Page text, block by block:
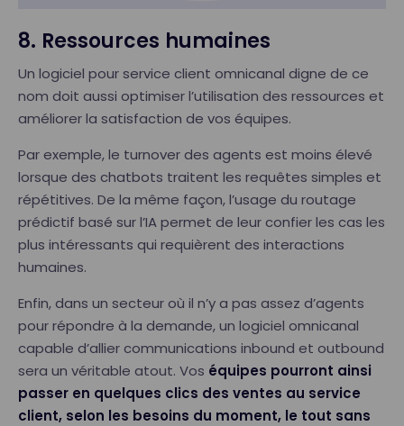
8. Ressources humaines
Un logiciel pour service client omnicanal digne de ce
nom doit aussi optimiser l’utilisation des ressources et
améliorer la satisfaction de vos équipes.
Par exemple, le turnover des agents est moins élevé
lorsque des chatbots traitent les requêtes simples et
répétitives. De la même façon, l’usage du routage
prédictif basé sur l’IA permet de leur confier les cas les
plus intéressants qui requièrent des interactions
humaines.
Enfin, dans un secteur où il n’y a pas assez d’agents
pour répondre à la demande, un logiciel omnicanal
capable d’allier communications inbound et outbound
sera un véritable atout. Vos équipes pourront ainsi
passer en quelques clics des ventes au service
client, selon les besoins du moment, le tout sans